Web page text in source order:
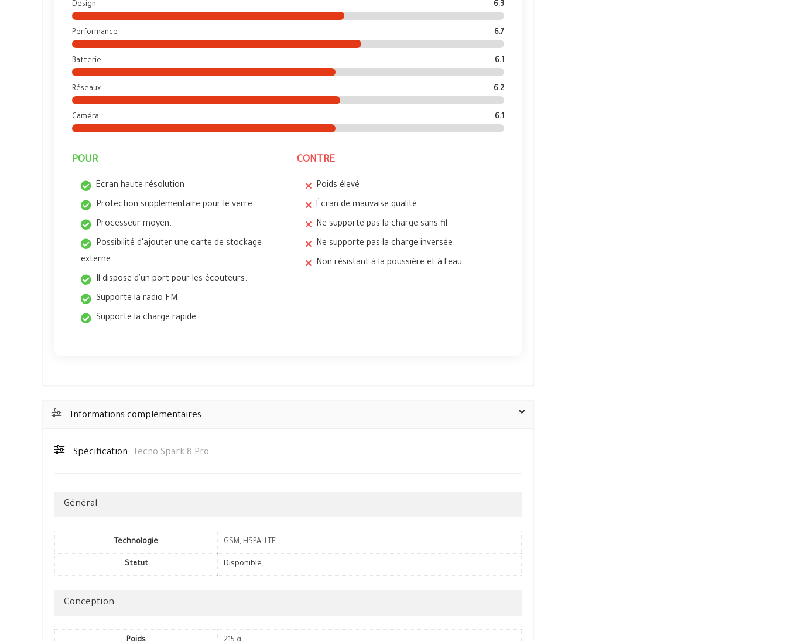
Design 6.3
Performance 6.7
Batterie 6.1
Réseaux 6.2
Caméra 6.1
POUR
Écran haute résolution.
Protection supplémentaire pour le verre.
Processeur moyen.
Possibilité d'ajouter une carte de stockage
externe.
Il dispose d'un port pour les écouteurs.
Supporte la radio FM.
Supporte la charge rapide.
CONTRE
Poids élevé.
Écran de mauvaise qualité.
Ne supporte pas la charge sans fil.
Ne supporte pas la charge inversée.
Non résistant à la poussière et à l'eau.
Informations complémentaires
Spécification: Tecno Spark 8 Pro
Général
Technologie GSM, HSPA, LTE
Statut Disponible
Conception